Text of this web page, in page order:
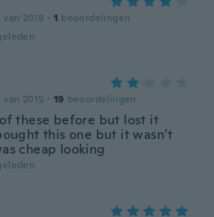
2018 · 1 beoordelingen
2015 · 19 beoordelingen
of these before but lost it
this one but it wasn’t
cheap looking